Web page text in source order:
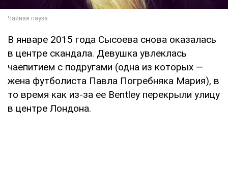
В январе 2015 года Сысоева снова оказалась
в центре скандала. Девушка увлеклась
чаепитием с подругами (одна из которых —
жена футболиста Павла Погребняка Мария), в
то время как из-за ее Bentley перекрыли улицу
в центре Лондона.